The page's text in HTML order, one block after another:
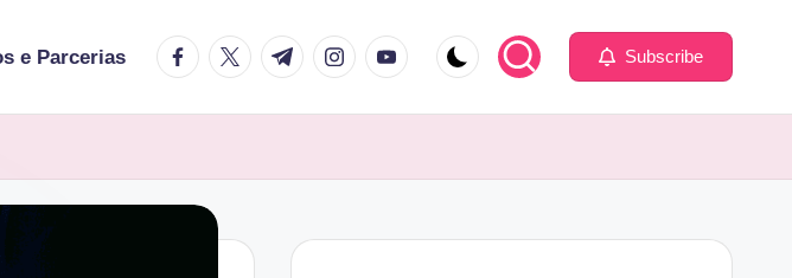
e Parcerias facebook.com
twitter.com
t.me instagram.com
youtube.com Subscribe